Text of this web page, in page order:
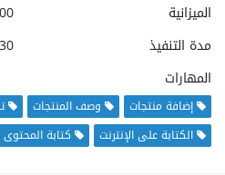
الميزانية
مدة التنفيذ
30 يوما
المهارات
إضافة منتجات وصف المنتجات
الكتابة على الإنترنت
كتابة المحتوى